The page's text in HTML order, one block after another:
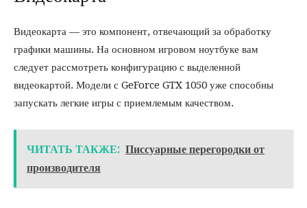
Видеокарта — это компонент, отвечающий за обработку
графики машины. На основном игровом ноутбуке вам
следует рассмотреть конфигурацию с выделенной
видеокартой. Модели с GeForce GTX 1050 уже способны
запускать легкие игры с приемлемым качеством.
ЧИТАТЬ ТАКЖЕ: Писсуарные перегородки от
производителя